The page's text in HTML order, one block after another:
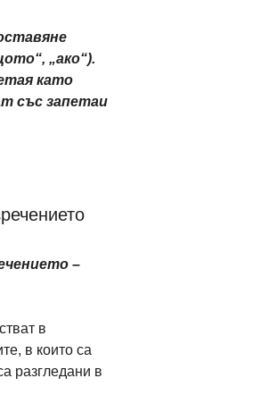
„ако“).
като
със запетаи
–
в
в които са
разгледани в